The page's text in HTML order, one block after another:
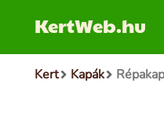
KertWeb.hu
Kert Kapák